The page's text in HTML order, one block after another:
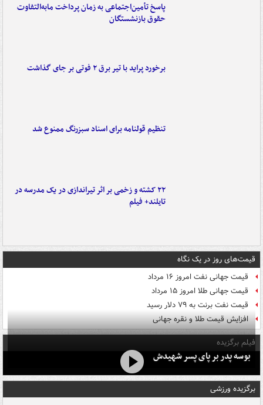
پاسخ تأمین‌اجتماعی به زمان پرداخت مابه‌التفاوت
حقوق بازنشستگان
برخورد پراید با تیر برق ۲ فوتی بر جای گذاشت
تنظیم قولنامه برای اسناد سبزرنگ ممنوع شد
۲۲ کشته و زخمی بر اثر تیراندازی در یک مدرسه در
تایلند+ فیلم
قیمت‌های روز در یک نگاه
قیمت جهانی نفت امروز ۱۶ مرداد
قیمت جهانی طلا امروز ۱۵ مرداد
قیمت نفت برنت به ۷۹ دلار رسید
افزایش قیمت طلا و نقره جهانی
فیلم برگزیده
بوسه‌ پدر بر پای پسر شهیدش
برگزیده ورزشی